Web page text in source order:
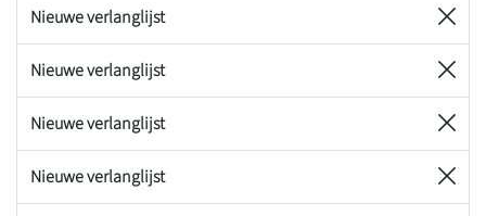
Nieuwe verlanglijst
Nieuwe verlanglijst
Nieuwe verlanglijst
Nieuwe verlanglijst